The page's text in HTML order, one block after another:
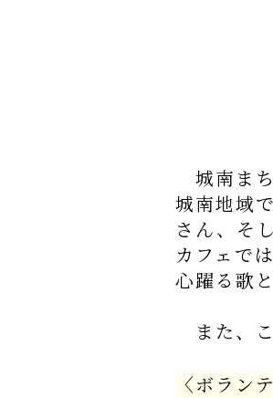
城南ま
城南地域
さん、そ
カフェで
心躍る歌
また、
〈ボラン